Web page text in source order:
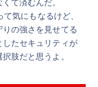
気にもなるけど、
の強さを見せてる
たセキュリティが
肢だと思うよ。